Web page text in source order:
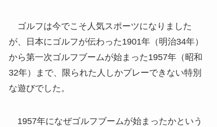
ゴルフは今でこそ人気スポーツになりました
が、日本にゴルフが伝わった1901年（明治34年）
から第一次ゴルフブームが始まった1957年（昭和
32年）まで、限られた人しかプレーできない特別
な遊びでした。
1957年になぜゴルフブームが始まったかという